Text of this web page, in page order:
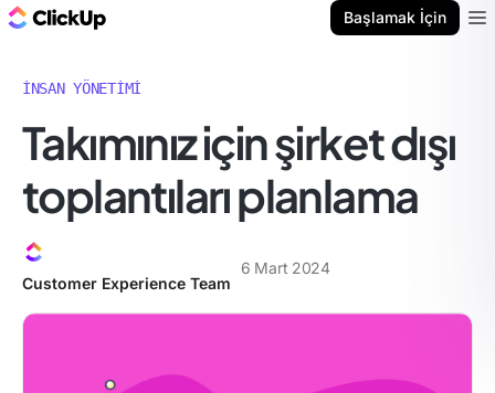
Başlamak İçin
İNSAN YÖNETIMI
Takımınız için şirket dışı
toplantıları planlama
Customer Experience Team
6 Mart 2024